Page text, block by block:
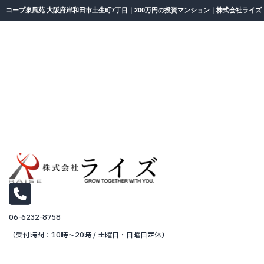
コープ泉風苑 大阪府岸和田市土生町7丁目｜200万円の投資マンション｜株式会社ライズ
06-6232-8758
（受付時間：10時～20時 / 土曜日・日曜日定休）